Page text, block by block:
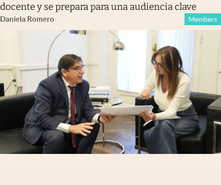
docente y se prepara para una audiencia clave
Daniela Romero Members